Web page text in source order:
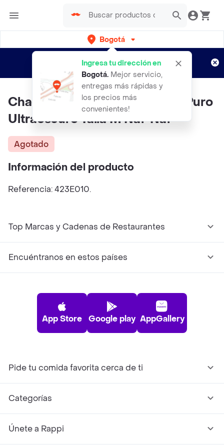
Bogotá
Ingresa tu dirección en
Bogotá. Mejor servicio,
entregas más rápidas y
los precios más
convenientes!
envíos gratis por semanas
Aplican TyC
Chaqueta Tache Mujer Negro Puro
Ultraoscuro Talla M Naf-Naf
Agotado
Información del producto
Referencia: 423E010.
Top Marcas y Cadenas de Restaurantes
Encuéntranos en estos países
App Store Google play AppGallery
Pide tu comida favorita cerca de ti
Categorías
Únete a Rappi